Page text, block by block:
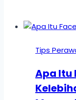
Tips
Apa Itu